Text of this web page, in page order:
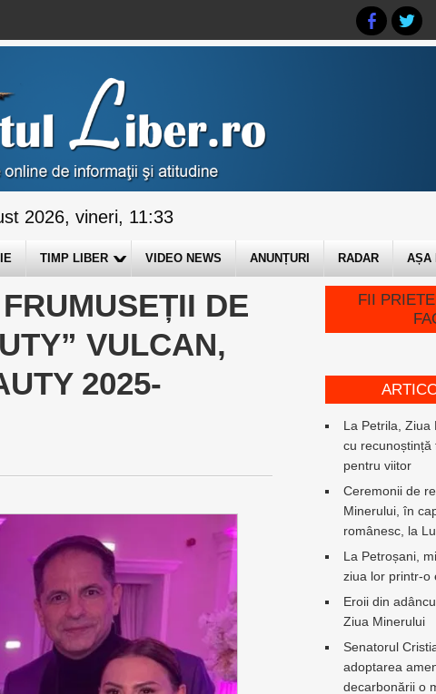
2026, vineri, 11:33
TIMP LIBER VIDEO NEWS ANUNȚURI RADAR AȘA
DE
VULCAN,
2025-
FII
La Petrila, Ziua
cu
pentru viitor
Ceremonii de
Minerului, în
românesc, la
La Petroșani,
ziua lor printr-o
Eroii din
Ziua Minerului
Senatorul
adoptarea
decarbonării o